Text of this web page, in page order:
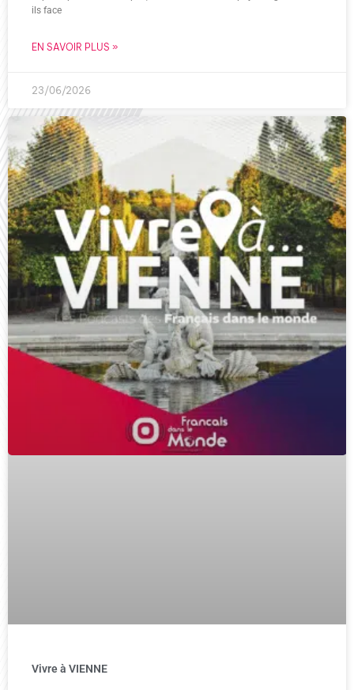
ils face
EN SAVOIR PLUS »
23/06/2026
Vivre à VIENNE